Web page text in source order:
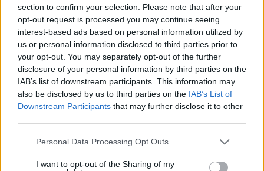
section to confirm your selection. Please note that after your
opt-out request is processed you may continue seeing
interest-based ads based on personal information utilized by
us or personal information disclosed to third parties prior to
your opt-out. You may separately opt-out of the further
disclosure of your personal information by third parties on the
IAB’s list of downstream participants. This information may
also be disclosed by us to third parties on the IAB’s List of
Downstream Participants that may further disclose it to other
Please note that this website/app uses one or more Google
not limited to your visit or usage behaviour. You may click to
Personal Data Processing Opt Outs
I want to opt-out of the Sharing of my
Απομένουν2500χαρακτήρες